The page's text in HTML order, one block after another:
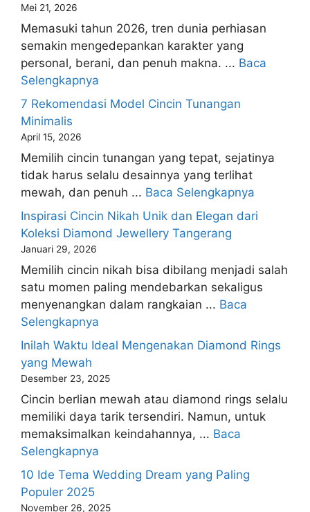
Mei 21, 2026
Memasuki tahun 2026, tren dunia perhiasan
semakin mengedepankan karakter yang
personal, berani, dan penuh makna. ... Baca
Selengkapnya
7 Rekomendasi Model Cincin Tunangan
Minimalis
April 15, 2026
Memilih cincin tunangan yang tepat, sejatinya
tidak harus selalu desainnya yang terlihat
mewah, dan penuh ... Baca Selengkapnya
Inspirasi Cincin Nikah Unik dan Elegan dari
Koleksi Diamond Jewellery Tangerang
Januari 29, 2026
Memilih cincin nikah bisa dibilang menjadi salah
satu momen paling mendebarkan sekaligus
menyenangkan dalam rangkaian ... Baca
Selengkapnya
Inilah Waktu Ideal Mengenakan Diamond Rings
yang Mewah
Desember 23, 2025
Cincin berlian mewah atau diamond rings selalu
memiliki daya tarik tersendiri. Namun, untuk
memaksimalkan keindahannya, ... Baca
Selengkapnya
10 Ide Tema Wedding Dream yang Paling
Populer 2025
November 26, 2025